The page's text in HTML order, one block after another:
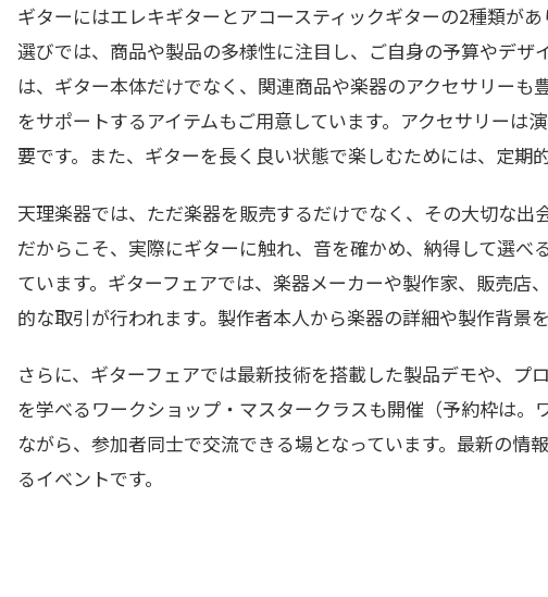
ギターにはエレキギターとアコースティックギターの2種類が
選びでは、商品や製品の多様性に注目し、ご自身の予算やデザ
は、ギター本体だけでなく、関連商品や楽器のアクセサリーも
をサポートするアイテムもご用意しています。アクセサリーは
要です。また、ギターを長く良い状態で楽しむためには、定期
天理楽器では、ただ楽器を販売するだけでなく、その大切な出
だからこそ、実際にギターに触れ、音を確かめ、納得して選べ
ています。ギターフェアでは、楽器メーカーや製作家、販売店
的な取引が行われます。製作者本人から楽器の詳細や製作背景
さらに、ギターフェアでは最新技術を搭載した製品デモや、プ
を学べるワークショップ・マスタークラスも開催（予約枠は
ながら、参加者同士で交流できる場となっています。最新の情
るイベントです。